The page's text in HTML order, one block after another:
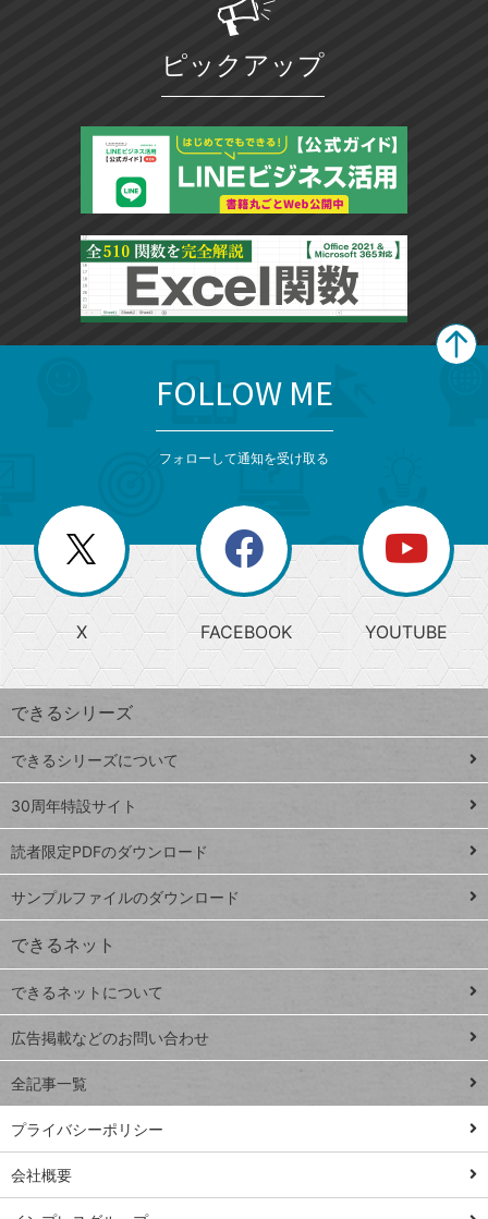
ピックアップ
じ
る
search
検
索
上
昇
ワ
ー
ド
Google
スプレ
ッドシ
ート
iPhone
VLOOKUP
close
閉じ
る
閉
じ
る
ー
か
ら
探
す
ト
ッ
プ
ペ
ジ
連載
Excel Q&A
トイアンナ流仕
事術
PowerAutomate
ではじめる業務
の完全自動化
AI議事録作成術
FOLLOW ME
フォローして通知を受け取る
X FACEBOOK YOUTUBE
できるシリーズ
できるシリーズについて
30周年特設サイト
読者限定PDFのダウンロード
サンプルファイルのダウンロード
できるネット
できるネットについて
広告掲載などのお問い合わせ
全記事一覧
プライバシーポリシー
会社概要